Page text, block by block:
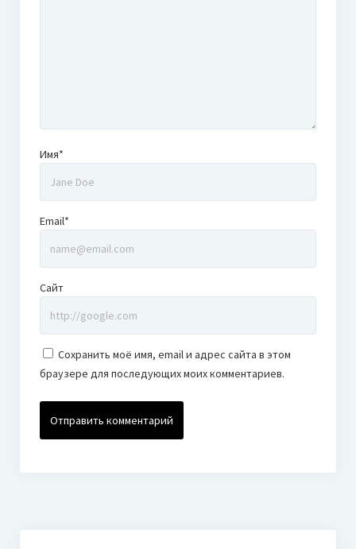
Имя*
Email*
Сайт
Сохранить моё имя, email и адрес сайта в этом
браузере для последующих моих комментариев.